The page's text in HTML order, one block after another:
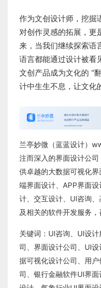
作为文创设计师，挖掘
对创作灵感的拓展，更
来，当我们继续探索语
语言都能通过设计被看
文创产品成为文化的 “
计中生生不息，让文化
兰亭妙微（蓝蓝设计）
注而深入的界面设计公
供卓越的大数据可视化
端界面设计
APP界面设
计
交互设计 UI咨询
及相关的软件开发服务
关键词： UI咨询 UI设计
司、界面设计公司、 UI设
据可视化设计公司
用
司
银行金融软件UI界面